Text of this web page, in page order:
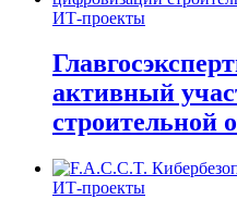
ИТ-проекты
активный
строительной
ИТ-проекты